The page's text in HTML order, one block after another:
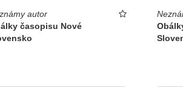
Obraz je síce
správnej
autor
časopisu Nové